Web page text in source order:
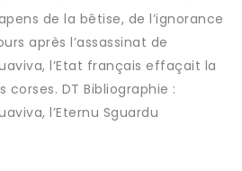
de la bêtise, de l’ignorance
après l’assassinat de
l’Etat français effaçait la
DT Bibliographie :
l’Eternu Sguardu